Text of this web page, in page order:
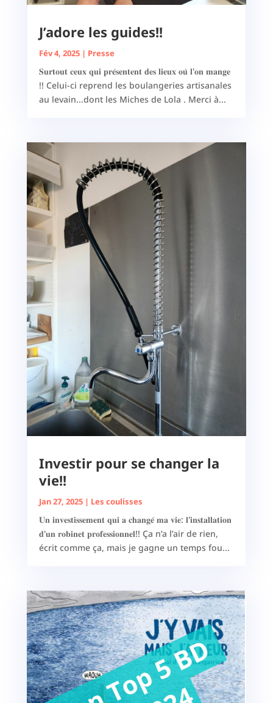
J’adore les guides!!
Fév 4, 2025| Presse
𝐒𝐮𝐫𝐭𝐨𝐮𝐭 𝐜𝐞𝐮𝐱 𝐪𝐮𝐢 𝐩𝐫𝐞́𝐬𝐞𝐧𝐭𝐞𝐧𝐭 𝐝𝐞𝐬 𝐥𝐢𝐞𝐮𝐱 𝐨𝐮̀ 𝐥'𝐨𝐧 𝐦𝐚𝐧𝐠𝐞
!! Celui-ci reprend les boulangeries artisanales
au levain...dont les Miches de Lola . Merci à...
Investir pour se changer la
vie!!
Jan 27, 2025| Les coulisses
𝐔𝐧 𝐢𝐧𝐯𝐞𝐬𝐭𝐢𝐬𝐬𝐞𝐦𝐞𝐧𝐭 𝐪𝐮𝐢 𝐚 𝐜𝐡𝐚𝐧𝐠𝐞́ 𝐦𝐚 𝐯𝐢𝐞: 𝐥'𝐢𝐧𝐬𝐭𝐚𝐥𝐥𝐚𝐭𝐢𝐨𝐧
𝐝'𝐮𝐧 𝐫𝐨𝐛𝐢𝐧𝐞𝐭 𝐩𝐫𝐨𝐟𝐞𝐬𝐬𝐢𝐨𝐧𝐧𝐞𝐥!! Ça n’a l’air de rien,
écrit comme ça, mais je gagne un temps fou...